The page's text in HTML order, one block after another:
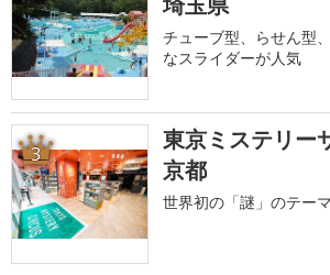
チューブ型、らせん型
なスライダーが人気
3
東京ミステリー
京都
世界初の「謎」のテー